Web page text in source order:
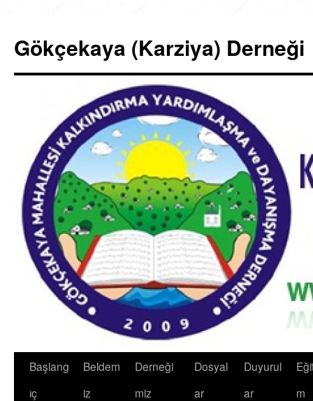
Gökçekaya (Karziya) Derneği
Başlang
ıç
Beldem
iz
Derneği
miz
Dosyal
ar
Duyurul
ar
m